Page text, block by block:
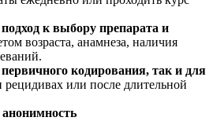
к выбору препарата и
возраста, анамнеза, наличия
кодирования, так и для
или после длительной